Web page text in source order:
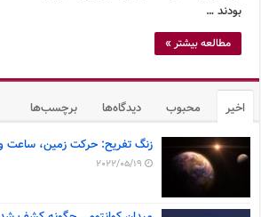
بودند …
مطالعه بیشتر »
اخیر محبوب دیدگاه‌ها برچسب‌ها
زنگ تفریح: حرکت زمین، ساعت
2022/05/19